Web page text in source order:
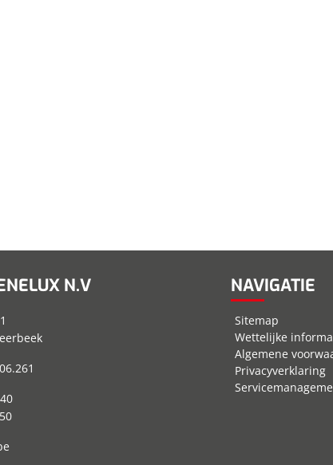
N.V NAVIGATIE
Sitemap
Wettelijke
Algemene
Privacyverklaring